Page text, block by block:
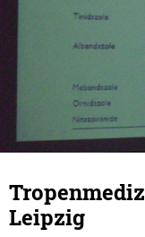
Leipzig